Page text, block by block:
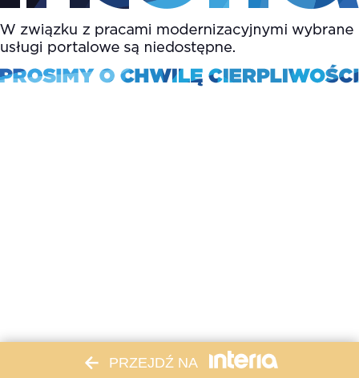
PRZEJDŹ NA